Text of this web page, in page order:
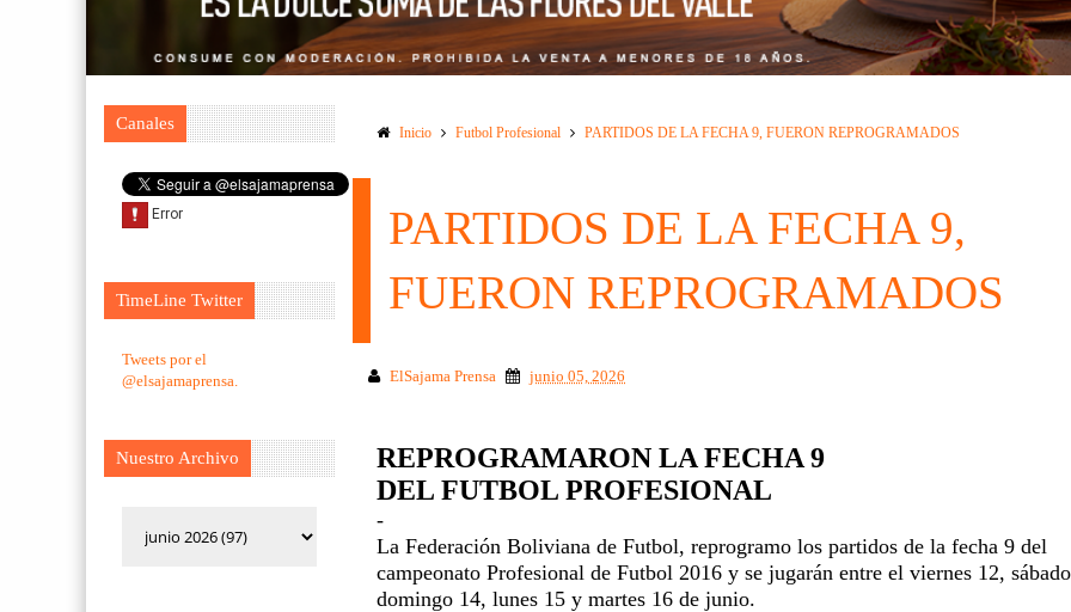
Canales
TimeLine Twitter
Tweets por el
@elsajamaprensa.
Nuestro Archivo
Inicio Futbol Profesional PARTIDOS DE LA FECHA 9, FUERON REPROGRAMADOS
PARTIDOS DE LA FECHA 9,
FUERON REPROGRAMADOS
ElSajama Prensa junio 05, 2026
REPROGRAMARON LA FECHA 9
DEL FUTBOL PROFESIONAL
-
La Federación Boliviana de Futbol, reprogramo los partidos de la fecha 9 del
campeonato Profesional de Futbol 2016 y se jugarán entre el viernes 12,
domingo 14, lunes 15 y martes 16 de junio.